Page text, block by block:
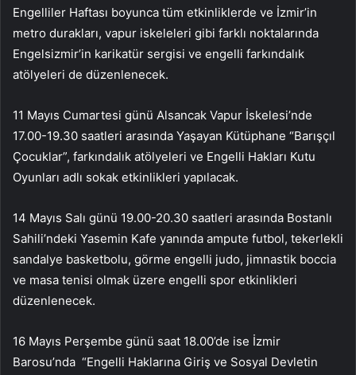
Engelliler Haftası boyunca tüm etkinliklerde ve İzmir’in
metro durakları, vapur iskeleleri gibi farklı noktalarında
Engelsizmir’in karikatür sergisi ve engelli farkındalık
atölyeleri de düzenlenecek.
11 Mayıs Cumartesi günü Alsancak Vapur İskelesi’nde
17.00-19.30 saatleri arasında Yaşayan Kütüphane “Barışçıl
Çocuklar”, farkındalık atölyeleri ve Engelli Hakları Kutu
Oyunları adlı sokak etkinlikleri yapılacak.
14 Mayıs Salı günü 19.00-20.30 saatleri arasında Bostanlı
Sahili’ndeki Yasemin Kafe yanında ampute futbol, tekerlekli
sandalye basketbolu, görme engelli judo, jimnastik boccia
ve masa tenisi olmak üzere engelli spor etkinlikleri
düzenlenecek.
16 Mayıs Perşembe günü saat 18.00’de ise İzmir
Barosu’nda “Engelli Haklarına Giriş ve Sosyal Devletin